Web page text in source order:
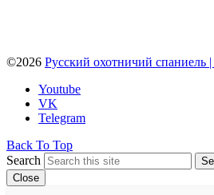
©2026 Русский охотничий спаниель
Youtube
VK
Telegram
Back To Top
Search
Close